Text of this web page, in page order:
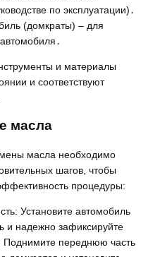
по эксплуатации)․
(домкраты) – для
и материалы
и соответствуют
масла
масла необходимо
шагов, чтобы
процедуры:
Установите автомобиль
и надежно зафиксируйте
Поднимите переднюю часть